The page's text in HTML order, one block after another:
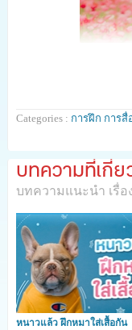
Categories : การฝึก การสื่
บทความที่เกี่ย
บทความแนะนำ เรื่อ
หนาวแล้ว ฝึกหมาใส่เสื้อกัน